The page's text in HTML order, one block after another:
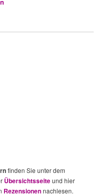
finden Sie unter dem
Übersichtsseiteund hier
Rezensionennachlesen.